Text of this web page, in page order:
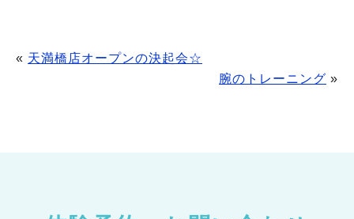
« 天満橋店オープンの決起会☆
腕のトレーニング »